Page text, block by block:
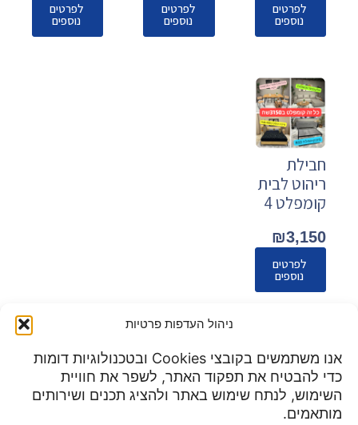
ניהול העדפות פרטיות
אנו משתמשים בקובצי Cookies ובטכנולוגיות דומות
כדי להבטיח את תפקוד האתר, לשפר את חוויית
השימוש, לנתח שימוש באתר ולהציג תכנים ושירותים
מותאמים.
לפרטים
נוספים
לפרטים
נוספים
לפרטים
נוספים
חבילת
ריהוט לבית
קומפלט 4
₪3,150
לפרטים
נוספים
מדיניות פרטיות
תנאי שימוש
שעות פעילות: